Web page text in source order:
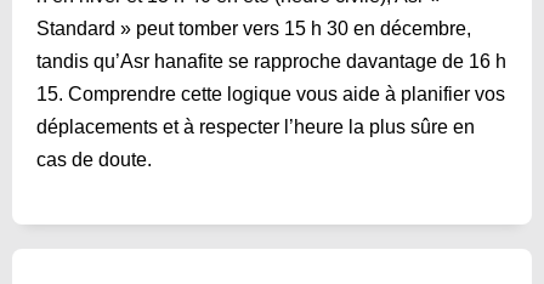
Standard » peut tomber vers 15 h 30 en décembre,
tandis qu’Asr hanafite se rapproche davantage de 16 h
15. Comprendre cette logique vous aide à planifier vos
déplacements et à respecter l’heure la plus sûre en
cas de doute.